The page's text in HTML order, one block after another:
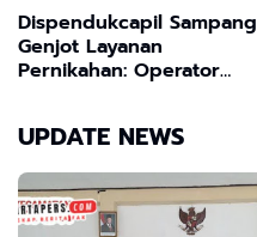
Dispendukcapil Sampang
Genjot Layanan
Pernikahan: Operator
UPDATE NEWS